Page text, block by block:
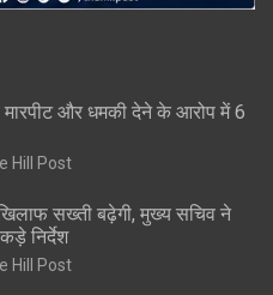
मारपीट और धमकी देने के आरोप में 6
Hill Post
सख्ती बढ़ेगी, मुख्य सचिव ने
निर्देश
Hill Post